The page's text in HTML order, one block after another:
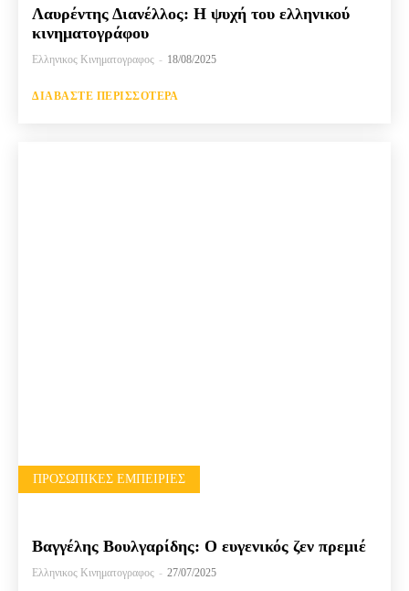
Λαυρέντης Διανέλλος: Η ψυχή του ελληνικού
κινηματογράφου
Ελληνικος Κινηματογραφος - 18/08/2025
ΔΙΑΒΆΣΤΕ ΠΕΡΙΣΣΌΤΕΡΑ
ΠΡΟΣΩΠΙΚΈΣ ΕΜΠΕΙΡΊΕΣ
Βαγγέλης Βουλγαρίδης: Ο ευγενικός ζεν πρεμιέ
Ελληνικος Κινηματογραφος - 27/07/2025